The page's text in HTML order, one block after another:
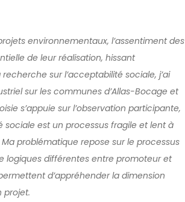
environnementaux, l’assentiment des
de leur réalisation, hissant
sur l’acceptabilité sociale, j’ai
sur les communes d’Allas-Bocage et
s’appuie sur l’observation participante,
sociale est un processus fragile et lent à
problématique repose sur le processus
logiques différentes entre promoteur et
d’appréhender la dimension
projet.